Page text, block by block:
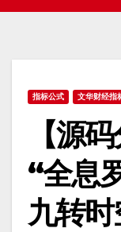
指标公式 文华财经指
【源
“全息
九转